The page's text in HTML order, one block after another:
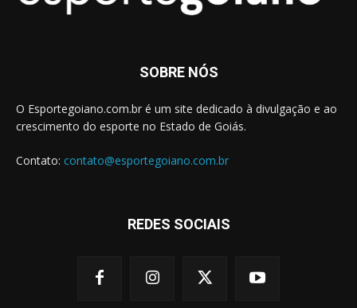
SOBRE NÓS
O Esportegoiano.com.br é um site dedicado à divulgação e ao
crescimento do esporte no Estado de Goiás.
Contato: contato@esportegoiano.com.br
REDES SOCIAIS